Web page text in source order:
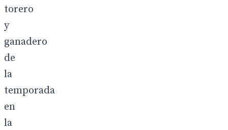
torero
y
ganadero
de
la
temporada
en
la